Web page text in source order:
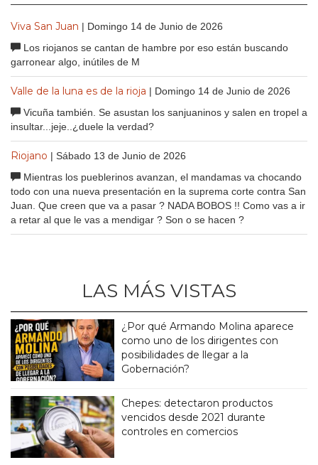
Viva San Juan | Domingo 14 de Junio de 2026
Los riojanos se cantan de hambre por eso están buscando
garronear algo, inútiles de M
Valle de la luna es de la rioja | Domingo 14 de Junio de 2026
Vicuña también. Se asustan los sanjuaninos y salen en tropel a
insultar...jeje..¿duele la verdad?
Riojano | Sábado 13 de Junio de 2026
Mientras los pueblerinos avanzan, el mandamas va chocando
todo con una nueva presentación en la suprema corte contra San
Juan. Que creen que va a pasar ? NADA BOBOS !! Como vas a ir
a retar al que le vas a mendigar ? Son o se hacen ?
LAS MÁS VISTAS
¿Por qué Armando Molina aparece
como uno de los dirigentes con
posibilidades de llegar a la
Gobernación?
Chepes: detectaron productos
vencidos desde 2021 durante
controles en comercios